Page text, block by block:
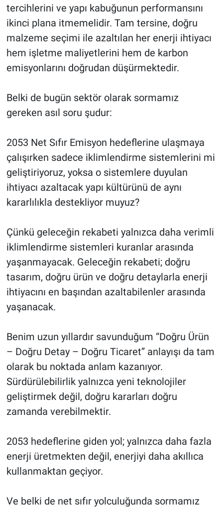
tercihlerini ve yapı kabuğunun performansını
ikinci plana itmemelidir. Tam tersine, doğru
malzeme seçimi ile azaltılan her enerji ihtiyacı
hem işletme maliyetlerini hem de karbon
emisyonlarını doğrudan düşürmektedir.
Belki de bugün sektör olarak sormamız
gereken asıl soru şudur:
2053 Net Sıfır Emisyon hedeflerine ulaşmaya
çalışırken sadece iklimlendirme sistemlerini mi
geliştiriyoruz, yoksa o sistemlere duyulan
ihtiyacı azaltacak yapı kültürünü de aynı
kararlılıkla destekliyor muyuz?
Çünkü geleceğin rekabeti yalnızca daha verimli
iklimlendirme sistemleri kuranlar arasında
yaşanmayacak. Geleceğin rekabeti; doğru
tasarım, doğru ürün ve doğru detaylarla enerji
ihtiyacını en başından azaltabilenler arasında
yaşanacak.
Benim uzun yıllardır savunduğum “Doğru Ürün
– Doğru Detay – Doğru Ticaret” anlayışı da tam
olarak bu noktada anlam kazanıyor.
Sürdürülebilirlik yalnızca yeni teknolojiler
geliştirmek değil, doğru kararları doğru
zamanda verebilmektir.
2053 hedeflerine giden yol; yalnızca daha fazla
enerji üretmekten değil, enerjiyi daha akıllıca
kullanmaktan geçiyor.
Ve belki de net sıfır yolculuğunda sormamız